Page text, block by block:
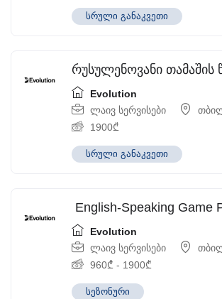
სრული განაკვეთი
რუსულენოვანი თამაშის
Evolution
ლაივ სერვისები
1900₾
სრული განაკვეთი
English-Speaking Game
Evolution
ლაივ სერვისები
960₾ - 1900₾
სეზონური